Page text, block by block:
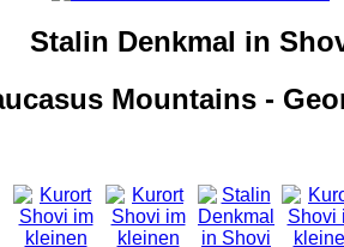
Stalin Denkmal in
Mountains -